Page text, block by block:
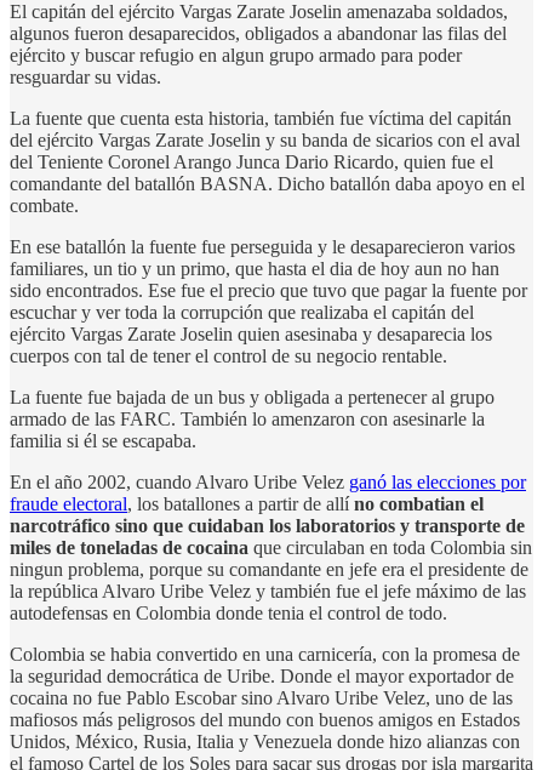
El capitán del ejército Vargas Zarate Joselin amenazaba soldados,
algunos fueron desaparecidos, obligados a abandonar las filas del
ejército y buscar refugio en algun grupo armado para poder
resguardar su vidas.
La fuente que cuenta esta historia, también fue víctima del capitán
del ejército Vargas Zarate Joselin y su banda de sicarios con el aval
del Teniente Coronel Arango Junca Dario Ricardo, quien fue el
comandante del batallón BASNA. Dicho batallón daba apoyo en el
combate.
En ese batallón la fuente fue perseguida y le desaparecieron varios
familiares, un tio y un primo, que hasta el dia de hoy aun no han
sido encontrados. Ese fue el precio que tuvo que pagar la fuente por
escuchar y ver toda la corrupción que realizaba el capitán del
ejército Vargas Zarate Joselin quien asesinaba y desaparecia los
cuerpos con tal de tener el control de su negocio rentable.
La fuente fue bajada de un bus y obligada a pertenecer al grupo
armado de las FARC. También lo amenzaron con asesinarle la
familia si él se escapaba.
En el año 2002, cuando Alvaro Uribe Velez ganó las elecciones por
fraude electoral, los batallones a partir de allíno combatian el
narcotráfico sino que cuidaban los laboratorios y transporte de
miles de toneladas de cocaina que circulaban en toda Colombia sin
ningun problema, porque su comandante en jefe era el presidente de
la república Alvaro Uribe Velez y también fue el jefe máximo de las
autodefensas en Colombia donde tenia el control de todo.
Colombia se habia convertido en una carnicería, con la promesa de
la seguridad democrática de Uribe. Donde el mayor exportador de
cocaina no fue Pablo Escobar sino Alvaro Uribe Velez, uno de las
mafiosos más peligrosos del mundo con buenos amigos en Estados
Unidos, México, Rusia, Italia y Venezuela donde hizo alianzas con
el famoso Cartel de los Soles para sacar sus drogas por isla margarita